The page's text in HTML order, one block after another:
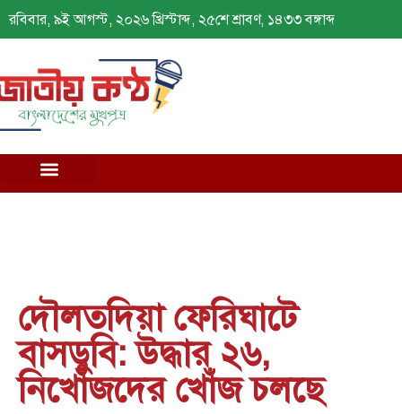
রবিবার, ৯ই আগস্ট, ২০২৬ খ্রিস্টাব্দ, ২৫শে শ্রাবণ, ১৪৩৩ বঙ্গাব্দ
দৌলতদিয়া ফেরিঘাটে
বাসডুবি: উদ্ধার ২৬,
নিখোঁজদের খোঁজ চলছে